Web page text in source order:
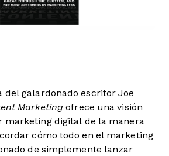
del galardonado escritor Joe
Marketing ofrece una visión
marketing digital de la manera
cómo todo en el marketing
de simplemente lanzar